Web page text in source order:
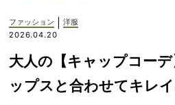
記憶
に一
生残
ファッション
洋服
2026.04.20
大人の【キャップコー
ップスと合わせてキレ